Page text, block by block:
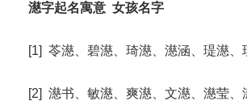
濨字起名寓意 女孩名字
[1] 苓濨、碧濨、琦濨、濨涵、瑅濨、
[2] 濨书、敏濨、爽濨、文濨、濨莹、